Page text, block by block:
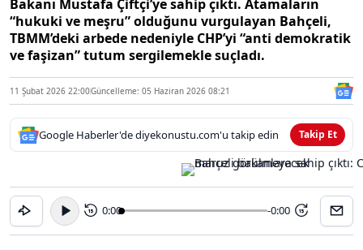
Bakanı Mustafa Çiftçi’ye sahip çıktı. Atamaların
“hukuki ve meşru” olduğunu vurgulayan Bahçeli,
TBMM’deki arbede nedeniyle CHP’yi “anti demokratik
ve faşizan” tutum sergilemekle suçladı.
11 Şubat 2026 22:00Güncelleme: 05 Haziran 2026 08:21
Google Haberler'de diyekonustu.com'u takip edin Takip Et
15 0:00 -0:00 15